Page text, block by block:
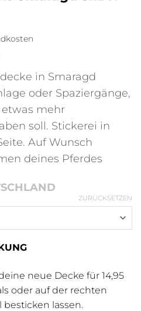
in Smaragd
oder Spaziergänge,
mehr
soll. Stickerei in
Auf Wunsch
deines Pferdes
ZURÜCKSETZEN
neue Decke für 14,95
oder auf der rechten
lassen.